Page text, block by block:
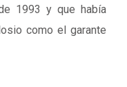
1993 y que había
como el garante